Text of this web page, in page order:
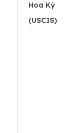
Hoa Kỳ
(USCIS)